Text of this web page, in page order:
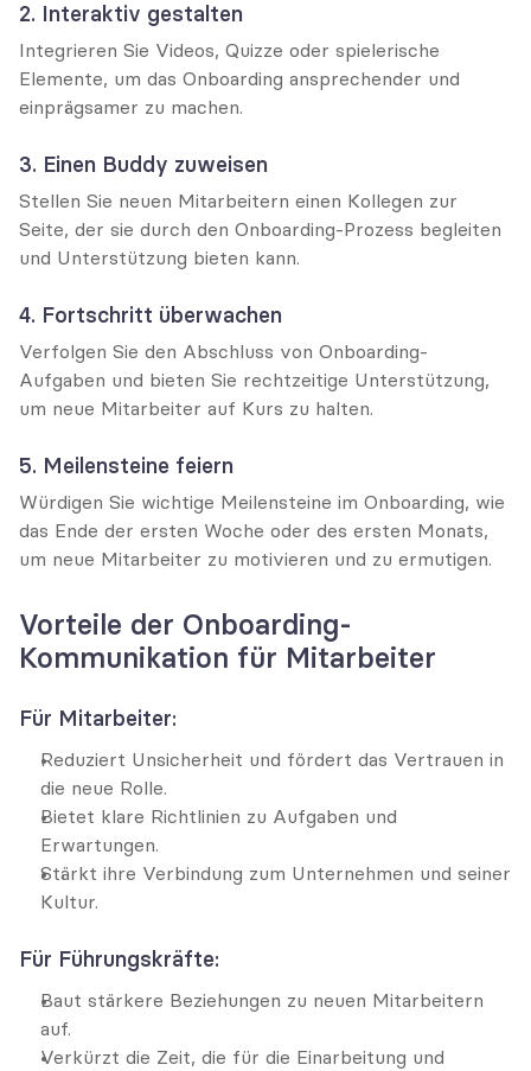
2. Interaktiv gestalten
Integrieren Sie Videos, Quizze oder spielerische
Elemente, um das Onboarding ansprechender und
einprägsamer zu machen.
3. Einen Buddy zuweisen
Stellen Sie neuen Mitarbeitern einen Kollegen zur
Seite, der sie durch den Onboarding-Prozess begleiten
und Unterstützung bieten kann.
4. Fortschritt überwachen
Verfolgen Sie den Abschluss von Onboarding-
Aufgaben und bieten Sie rechtzeitige Unterstützung,
um neue Mitarbeiter auf Kurs zu halten.
5. Meilensteine feiern
Würdigen Sie wichtige Meilensteine im Onboarding, wie
das Ende der ersten Woche oder des ersten Monats,
um neue Mitarbeiter zu motivieren und zu ermutigen.
Vorteile der Onboarding-
Kommunikation für Mitarbeiter
Für Mitarbeiter:
Reduziert Unsicherheit und fördert das Vertrauen in
die neue Rolle.
Bietet klare Richtlinien zu Aufgaben und
Erwartungen.
Stärkt ihre Verbindung zum Unternehmen und seiner
Kultur.
Für Führungskräfte:
Baut stärkere Beziehungen zu neuen Mitarbeitern
auf.
Verkürzt die Zeit, die für die Einarbeitung und